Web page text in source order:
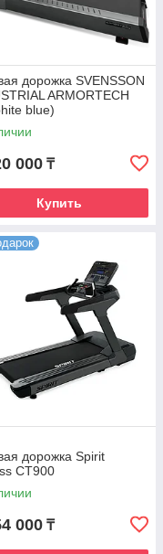
дорожка SVENSSON
ARMORTECH
blue)
000 ₸
Купить
дорожка Spirit
CT900
000 ₸